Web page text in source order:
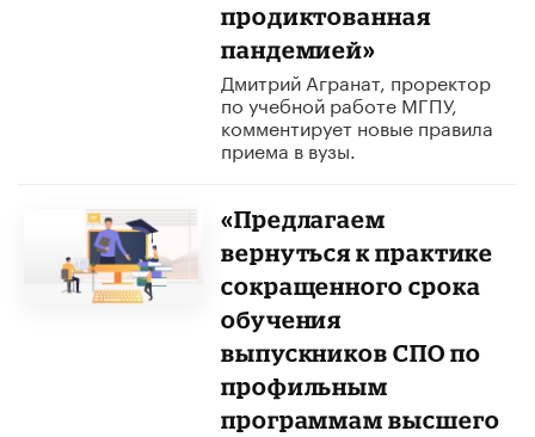
продиктованная
пандемией»
Дмитрий Агранат, проректор
по учебной работе МГПУ,
комментирует новые правила
приема в вузы.
«Предлагаем
вернуться к практике
сокращенного срока
обучения
выпускников СПО по
профильным
программам высшего